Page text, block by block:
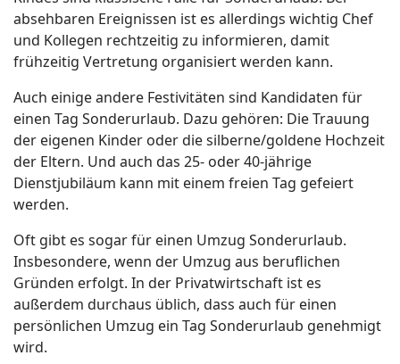
absehbaren Ereignissen ist es allerdings wichtig Chef
und Kollegen rechtzeitig zu informieren, damit
frühzeitig Vertretung organisiert werden kann.
Auch einige andere Festivitäten sind Kandidaten für
einen Tag Sonderurlaub. Dazu gehören: Die Trauung
der eigenen Kinder oder die silberne/goldene Hochzeit
der Eltern. Und auch das 25- oder 40-jährige
Dienstjubiläum kann mit einem freien Tag gefeiert
werden.
Oft gibt es sogar für einen Umzug Sonderurlaub.
Insbesondere, wenn der Umzug aus beruflichen
Gründen erfolgt. In der Privatwirtschaft ist es
außerdem durchaus üblich, dass auch für einen
persönlichen Umzug ein Tag Sonderurlaub genehmigt
wird.